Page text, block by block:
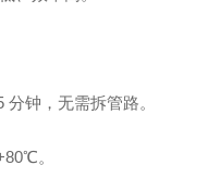
钟，无需拆管路。
。